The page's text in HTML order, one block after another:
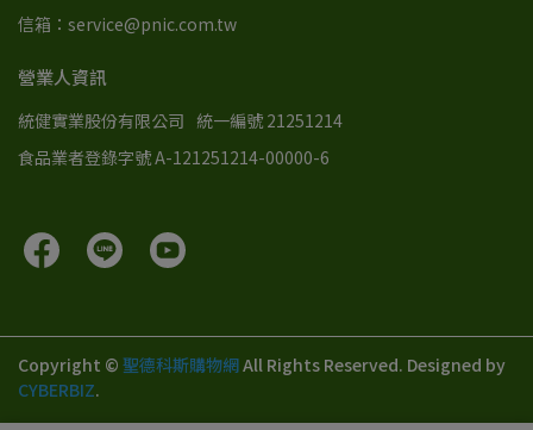
信箱：service@pnic.com.tw
營業人資訊
統健實業股份有限公司 統一編號 21251214
食品業者登錄字號 A-121251214-00000-6
Copyright © 聖德科斯購物網All Rights Reserved. Designed by
CYBERBIZ.